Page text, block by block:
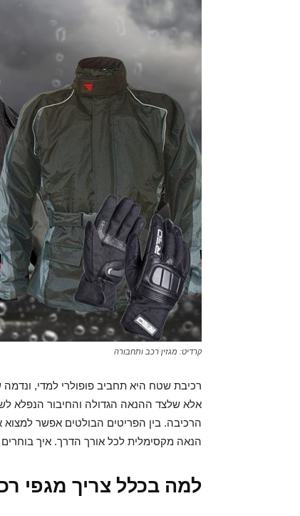
קרדיט: מגזין רכב ותחבורה
רכיבת שטח היא תחביב פופולרי למדי,
אלא שלצד ההנאה הגדולה והחיבור הנפלא
הרכיבה. בין הפריטים הבולטים אפשר
הנאה מקסימלית לכל אורך הדרך. איך
למה בכלל צריך מגפי